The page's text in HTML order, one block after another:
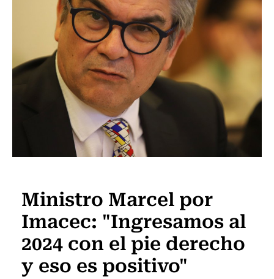
Ministro Marcel por
Imacec: "Ingresamos al
2024 con el pie derecho
y eso es positivo"